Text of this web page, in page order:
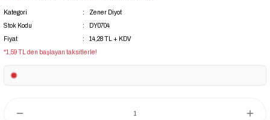
Kategori
Zener Diyot
Stok Kodu
DY0704
Fiyat
14,28 TL + KDV
*1,59 TL den başlayan taksitlerle!